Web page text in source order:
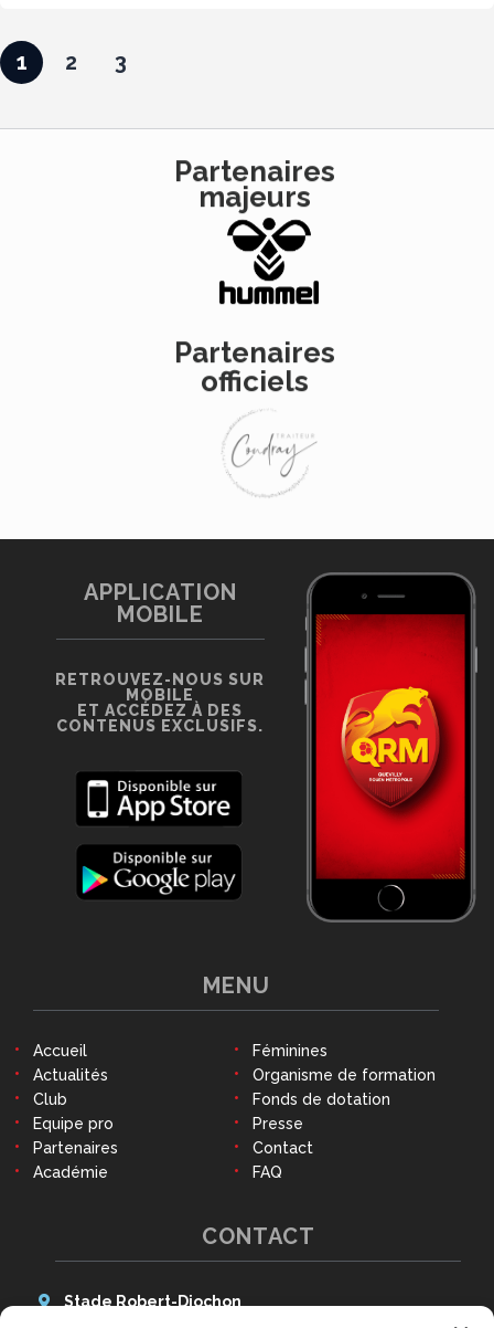
1 2 3
Partenaires
majeurs
Partenaires
officiels
CONTACT
Stade Robert-Diochon
MENU
Accueil
Actualités
Club
Equipe pro
Partenaires
Académie
Féminines
Organisme de formation
Fonds de dotation
Presse
Contact
FAQ
APPLICATION
MOBILE
RETROUVEZ-NOUS SUR
MOBILE
ET ACCÉDEZ À DES
CONTENUS EXCLUSIFS.